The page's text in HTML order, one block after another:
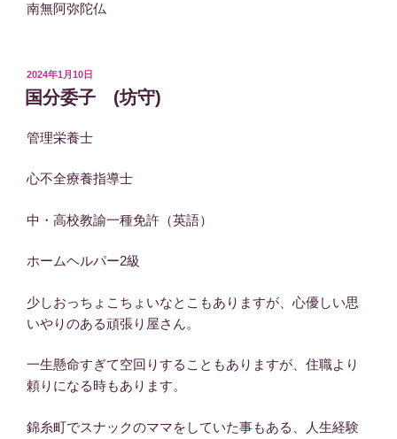
南無阿弥陀仏
投
稿
日:
2024年1月10日
国分委子 (坊守)
管理栄養士
心不全療養指導士
中・高校教諭一種免許（英語）
ホームヘルパー2級
少しおっちょこちょいなとこもありますが、心優しい思
いやりのある頑張り屋さん。
一生懸命すぎて空回りすることもありますが、住職より
頼りになる時もあります。
錦糸町でスナックのママをしていた事もある、人生経験